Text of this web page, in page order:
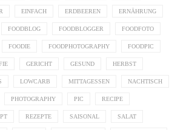
EINFACH ERDBEEREN ERNÄHRUNG
FOODBLOG FOODBLOGGER FOODFOTO
FOODIE FOODPHOTOGRAPHY FOODPIC
GERICHT GESUND HERBST
LOWCARB MITTAGESSEN NACHTISCH
PHOTOGRAPHY PIC RECIPE
REZEPTE SAISONAL SALAT